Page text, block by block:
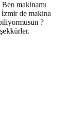
makinamı
de makina
?